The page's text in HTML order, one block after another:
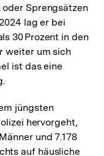
Sprengsätzen
lag er bei
30 Prozent in den
weiter um sich
ist das eine
jüngsten
hervorgeht,
und 7.178
auf häusliche